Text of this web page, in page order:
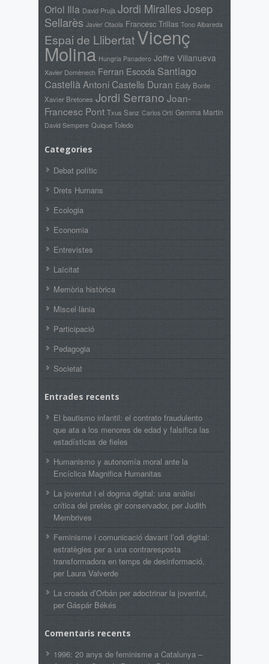
Oriol Illa David Prujà Jordi MirallesJosep
Sellarès Javier Otaola Francesc Trillas Tono Albareda
Espai de LlibertatVicenç
Molina Hungria Panadero Joffre Villanueva
Xavier Domènech Ferran Escoda Santiago
CastellàAntoni Castells Duran Eddy Bonte
Xavier Bretones Jordi Serrano Joan-
Francesc Pont Txus Sanz Carlos Ortí Gemma Martín
David Sempere Quique Toledo
Categories
Debat polític
Drets Humans
Ecologia
Economia
Entrevistes
Laïcitat
Memòria històrica
Miscel·lània
Participació
Pedagogia
Societat
Entrades recents
El bautismo infantil: el contrato fraudulento
que ata a los menores de edad y falsifica las
estadísticas de fieles
Humanismo y autonomía moral ante la
Encíclica Magnifica Humanitas
La joventut i el dogma digital: una anàlisi
crítica del pretès gir conservador, per Judith
Membrives
Feminisme i comunicació davant l’odi digital:
estratègies per a una contraresposta
transformadora en temps de desinformació,
per Laura Valverde
La croada d’Orbán per adoctrinar la joventut,
per Gáspár Békés
Comentaris recents
1996: 20 anys de feminisme a Catalunya –